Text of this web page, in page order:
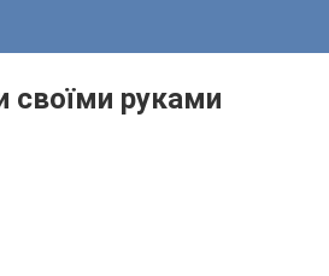
своїми руками